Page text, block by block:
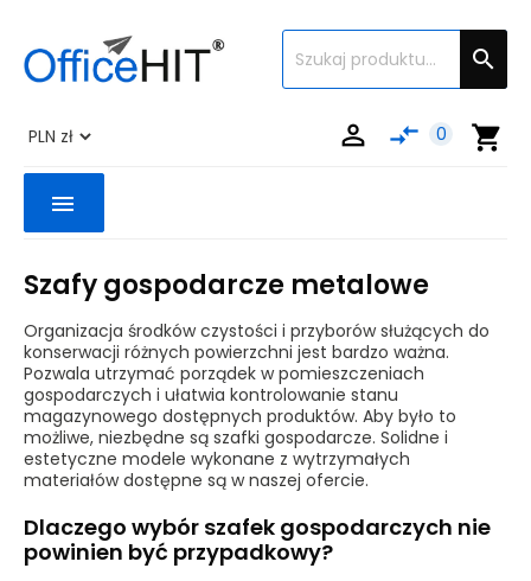

shopping_cart
compare_arrows 0

menu
Szafy gospodarcze metalowe
Organizacja środków czystości i przyborów służących do
konserwacji różnych powierzchni jest bardzo ważna.
Pozwala utrzymać porządek w pomieszczeniach
gospodarczych i ułatwia kontrolowanie stanu
magazynowego dostępnych produktów. Aby było to
możliwe, niezbędne są szafki gospodarcze. Solidne i
estetyczne modele wykonane z wytrzymałych
materiałów dostępne są w naszej ofercie.
Dlaczego wybór szafek gospodarczych nie
powinien być przypadkowy?